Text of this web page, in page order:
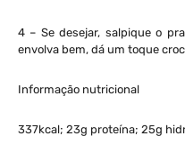
4 – Se desejar, salpique o
envolva bem, dá um toque
Informação nutricional
337kcal; 23g proteína; 25g